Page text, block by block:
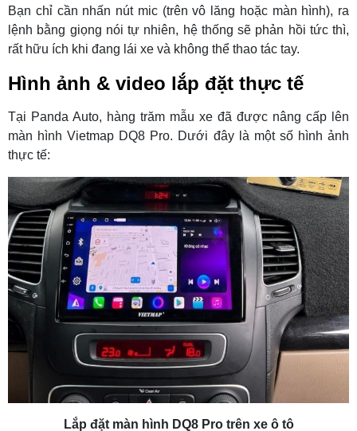
Bạn chỉ cần nhấn nút mic (trên vô lăng hoặc màn hình), ra
lệnh bằng giọng nói tự nhiên, hệ thống sẽ phản hồi tức thì,
rất hữu ích khi đang lái xe và không thể thao tác tay.
Hình ảnh & video lắp đặt thực tế
Tại Panda Auto, hàng trăm mẫu xe đã được nâng cấp lên
màn hình Vietmap DQ8 Pro. Dưới đây là một số hình ảnh
thực tế:
Lắp đặt màn hình DQ8 Pro trên xe ô tô